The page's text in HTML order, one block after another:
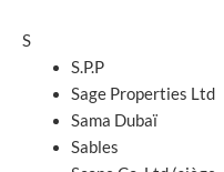
S
S.P.P
Sage Properties Ltd
Sama Dubaï
Sables